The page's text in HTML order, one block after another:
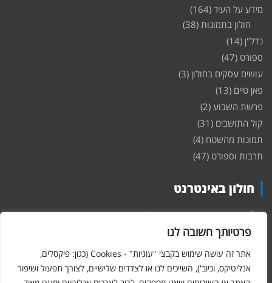
פרטיותך חשובה לנו
אתר זה עושה שימוש בקבצי "עוגיות" - Cookies (כגון: פיקסלים,
אנליטיקס, וכיוב'), השייכים לנו או לצדדים שלישיים, לצורך תפעול ושיפור
מידע על העיר (164)
חולון בתמונות (38)
נדל"ן (14)
ספורט (47)
עושים עסקים בחולון (3)
פאן טיים (13)
פרשת השבוע (2)
קול התושבים (31)
תמונות מהשטח (4)
תרבות וספורט (47)
חולון באינטרנט
חולוןבאינטרנט – האתר שמביא לכם עדכונים ומידע מהשטח מהעיר
חולון. במה פתוחה לקול תושבי חולון באינטרנט, מידע על
ופרוייקטים חדשים בעיר, חיי לילה, וכן טורי דעה, עסקים בחולון, ודיונים על
הנעשה בעיר. אתם מוזמנים ומוזמנות להשתתף בדיון ולשלוח לנו כתבות
ואף להגיב על הכתבות המפורסמות באתר.